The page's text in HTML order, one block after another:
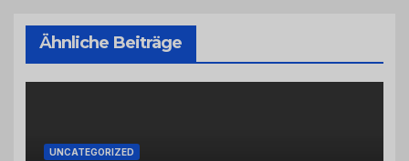
Ähnliche Beiträge
UNCATEGORIZED